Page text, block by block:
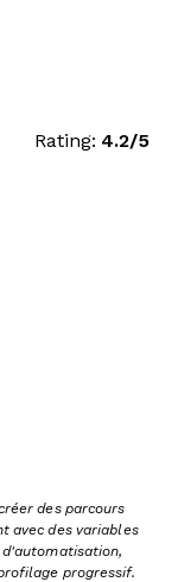
Rating: 4.2/5
des parcours
avec des variables
progressif.